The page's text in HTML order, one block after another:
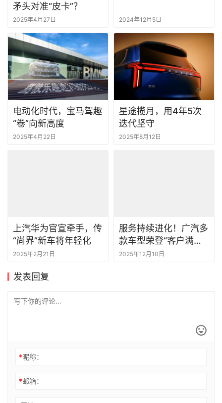
矛头对准“皮卡”？
2025年4月27日 2024年12月5日
电动化时代，宝马驾趣
“卷”向新高度
2025年4月22日
星途揽月，用4年5次
迭代坚守
2025年8月12日
上汽华为官宣牵手，传
“尚界”新车将年轻化
2025年2月21日
服务持续进化！广汽多
款车型荣登“客户满意
度排行榜”榜首
2025年12月10日
发表回复
*昵称：
*邮箱：